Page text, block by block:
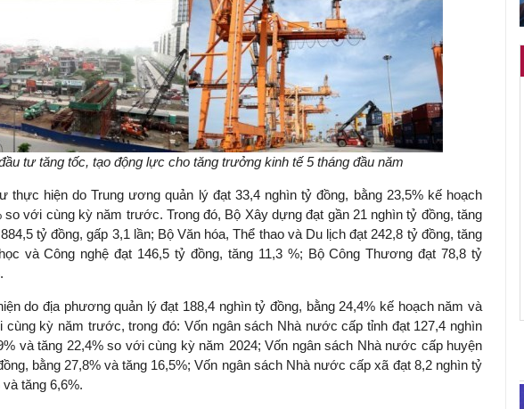
tư tăng tốc, tạo động lực cho tăng trưởng kinh tế 5 tháng đầu năm
thực hiện do Trung ương quản lý đạt 33,4 nghìn tỷ đồng, bằng 23,5% kế hoạch
so với cùng kỳ năm trước. Trong đó, Bộ Xây dựng đạt gần 21 nghìn tỷ đồng, tăng
tỷ đồng, gấp 3,1 lần; Bộ Văn hóa, Thể thao và Du lịch đạt 242,8 tỷ đồng, tăng
và Công nghệ đạt 146,5 tỷ đồng, tăng 11,3 %; Bộ Công Thương đạt 78,8 tỷ
do địa phương quản lý đạt 188,4 nghìn tỷ đồng, bằng 24,4% kế hoạch năm và
cùng kỳ năm trước, trong đó: Vốn ngân sách Nhà nước cấp tỉnh đạt 127,4 nghìn
và tăng 22,4% so với cùng kỳ năm 2024; Vốn ngân sách Nhà nước cấp huyện
bằng 27,8% và tăng 16,5%; Vốn ngân sách Nhà nước cấp xã đạt 8,2 nghìn tỷ
tăng 6,6%.